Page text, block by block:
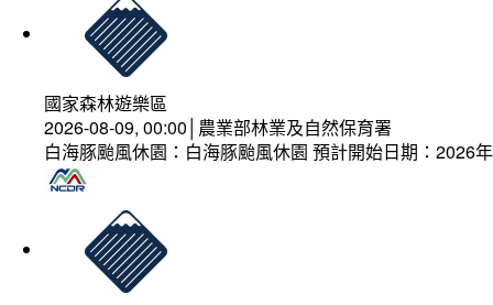
國家森林遊樂區
2026-08-09, 00:00│農業部林業及自然保育署
白海豚颱風休園：白海豚颱風休園 預計開始日期：2026